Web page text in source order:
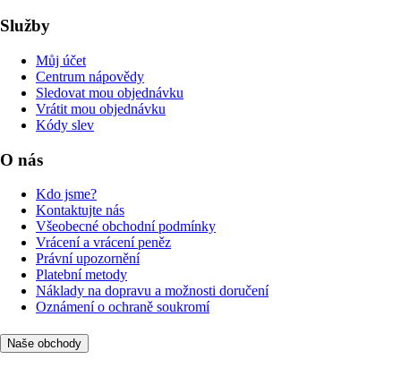
Služby
Můj účet
Centrum nápovědy
Sledovat mou objednávku
Vrátit mou objednávku
Kódy slev
O nás
Kdo jsme?
Kontaktujte nás
Všeobecné obchodní podmínky
Vrácení a vrácení peněz
Právní upozornění
Platební metody
Náklady na dopravu a možnosti doručení
Oznámení o ochraně soukromí
Naše obchody